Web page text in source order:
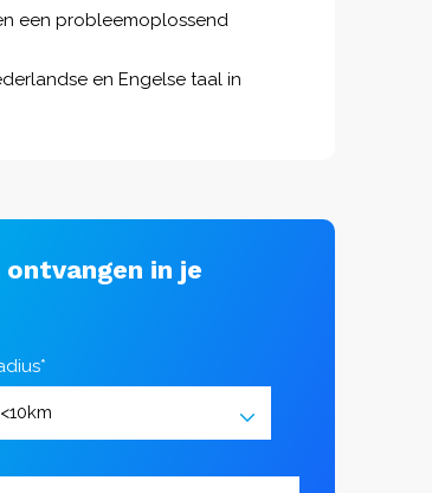
een probleemoplossend
en Engelse taal in
in je